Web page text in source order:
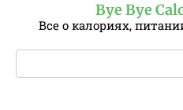
Bye Bye
Все о калориях,
Поиск: